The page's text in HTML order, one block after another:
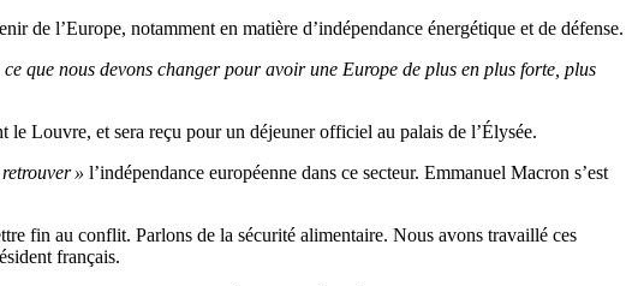
de l’Europe, notamment en matière d’indépendance énergétique et de défense.
que nous devons changer pour avoir une Europe de plus en plus forte, plus
le Louvre, et sera reçu pour un déjeuner officiel au palais de l’Élysée.
» l’indépendance européenne dans ce secteur. Emmanuel Macron s’est
fin au conflit. Parlons de la sécurité alimentaire. Nous avons travaillé ces
français.